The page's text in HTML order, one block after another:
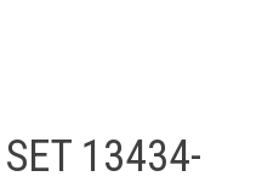
13434-